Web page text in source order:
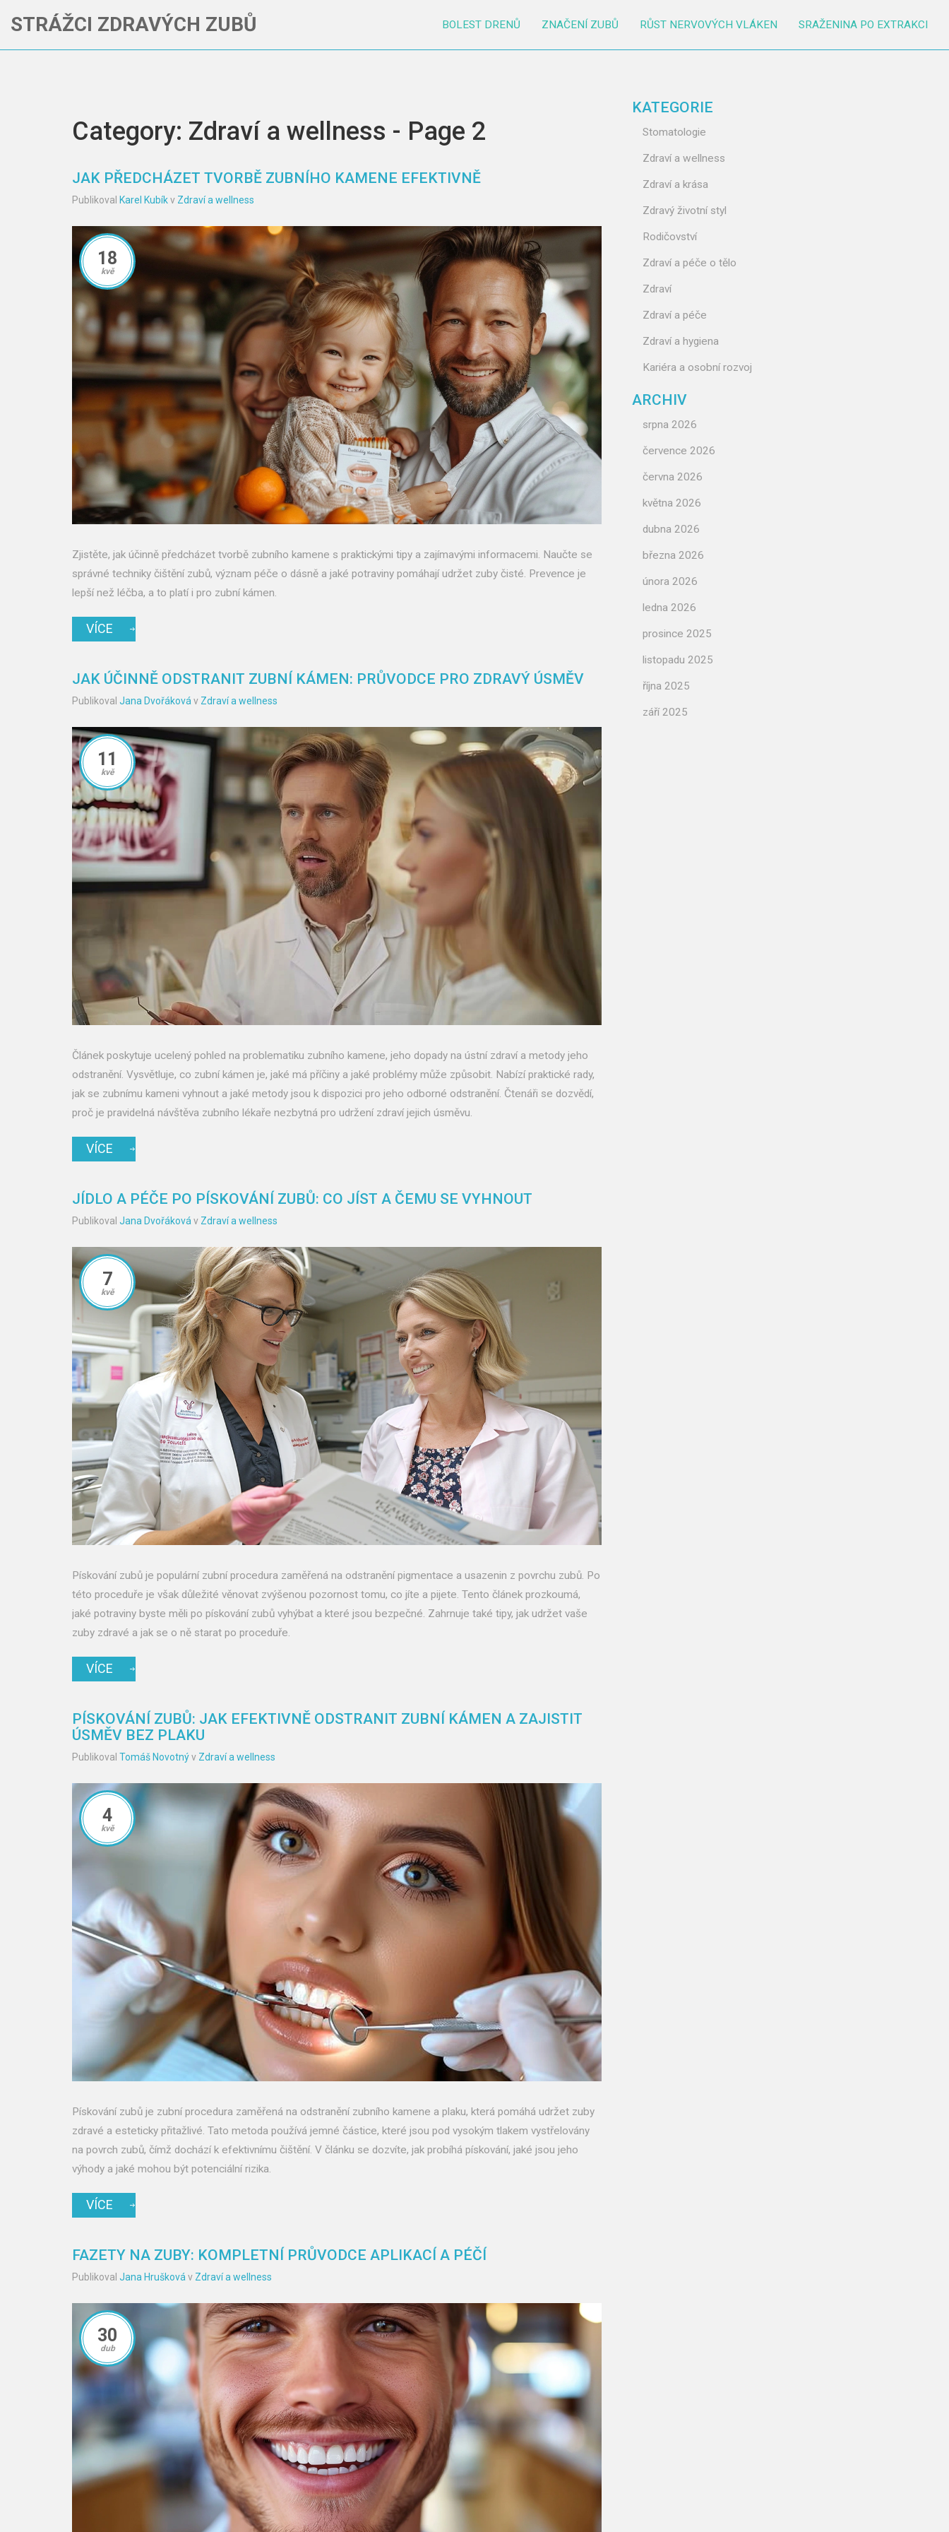
STRÁŽCI ZDRAVÝCH ZUBŮ BOLEST DRENŮ ZNAČENÍ ZUBŮ RŮST NERVOVÝCH VLÁKEN SRAŽENINA PO EXTRAKCI
Category: Zdraví a wellness - Page 2
JAK PŘEDCHÁZET TVORBĚ ZUBNÍHO KAMENE EFEKTIVNĚ
Publikoval Karel Kubíkv Zdraví a wellness
18
kvě
Zjistěte, jak účinně předcházet tvorbě zubního kamene s praktickými tipy a zajímavými informacemi. Naučte se
správné techniky čištění zubů, význam péče o dásně a jaké potraviny pomáhají udržet zuby čisté. Prevence je
lepší než léčba, a to platí i pro zubní kámen.
VÍCE
JAK ÚČINNĚ ODSTRANIT ZUBNÍ KÁMEN: PRŮVODCE PRO ZDRAVÝ ÚSMĚV
Publikoval Jana Dvořáková v Zdraví a wellness
11
kvě
Článek poskytuje ucelený pohled na problematiku zubního kamene, jeho dopady na ústní zdraví a metody jeho
odstranění. Vysvětluje, co zubní kámen je, jaké má příčiny a jaké problémy může způsobit. Nabízí praktické rady,
jak se zubnímu kameni vyhnout a jaké metody jsou k dispozici pro jeho odborné odstranění. Čtenáři se dozvědí,
proč je pravidelná návštěva zubního lékaře nezbytná pro udržení zdraví jejich úsměvu.
VÍCE
JÍDLO A PÉČE PO PÍSKOVÁNÍ ZUBŮ: CO JÍST A ČEMU SE VYHNOUT
Publikoval Jana Dvořáková v Zdraví a wellness
7
kvě
Pískování zubů je populární zubní procedura zaměřená na odstranění pigmentace a usazenin z povrchu zubů. Po
této proceduře je však důležité věnovat zvýšenou pozornost tomu, co jíte a pijete. Tento článek prozkoumá,
jaké potraviny byste měli po pískování zubů vyhýbat a které jsou bezpečné. Zahrnuje také tipy, jak udržet vaše
zuby zdravé a jak se o ně starat po proceduře.
VÍCE
PÍSKOVÁNÍ ZUBŮ: JAK EFEKTIVNĚ ODSTRANIT ZUBNÍ KÁMEN A ZAJISTIT
ÚSMĚV BEZ PLAKU
Publikoval Tomáš Novotnýv Zdraví a wellness
4
kvě
Pískování zubů je zubní procedura zaměřená na odstranění zubního kamene a plaku, která pomáhá udržet zuby
zdravé a esteticky přitažlivé. Tato metoda používá jemné částice, které jsou pod vysokým tlakem vystřelovány
na povrch zubů, čímž dochází k efektivnímu čištění. V článku se dozvíte, jak probíhá pískování, jaké jsou jeho
výhody a jaké mohou být potenciální rizika.
VÍCE
FAZETY NA ZUBY: KOMPLETNÍ PRŮVODCE APLIKACÍ A PÉČÍ
Publikoval Jana Hrušková v Zdraví a wellness
30
dub
KATEGORIE
Stomatologie
Zdraví a wellness
Zdraví a krása
Zdravý životní styl
Rodičovství
Zdraví a péče o tělo
Zdraví
Zdraví a péče
Zdraví a hygiena
Kariéra a osobní rozvoj
ARCHIV
srpna 2026
července 2026
června 2026
května 2026
dubna 2026
března 2026
února 2026
ledna 2026
prosince 2025
listopadu 2025
října 2025
září 2025